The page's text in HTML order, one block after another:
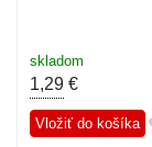
skladom
1,29 €
Vložiť do košíka